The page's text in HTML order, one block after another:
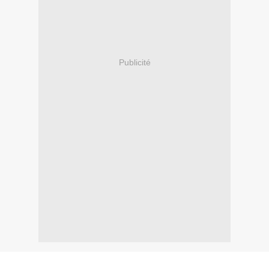
Publicité